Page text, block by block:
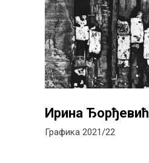
Ирина Ђорђевић
Графика 2021/22